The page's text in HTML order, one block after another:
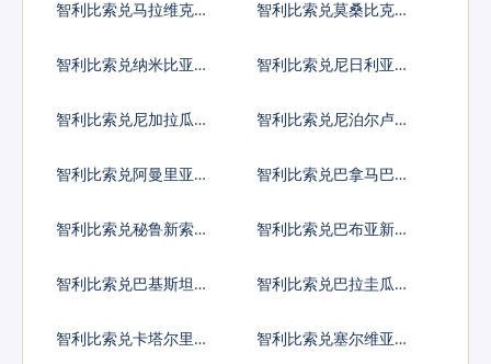
智利比索兑马拉维克瓦
智利比索兑莫桑比克梅
智利比索兑纳米比亚元
智利比索兑尼日利亚奈
智利比索兑尼加拉瓜科
智利比索兑尼泊尔卢比
智利比索兑阿曼里亚尔
智利比索兑巴拿马巴波
智利比索兑秘鲁新索尔
智利比索兑巴布亚新几
智利比索兑巴基斯坦卢
智利比索兑巴拉圭瓜拉
智利比索兑卡塔尔里亚
智利比索兑塞尔维亚第